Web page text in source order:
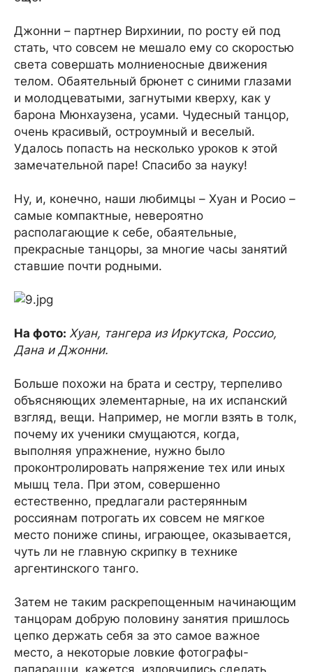
Джонни – партнер Вирхинии, по росту ей под
стать, что совсем не мешало ему со скоростью
света совершать молниеносные движения
телом. Обаятельный брюнет с синими глазами
и молодцеватыми, загнутыми кверху, как у
барона Мюнхаузена, усами. Чудесный танцор,
очень красивый, остроумный и веселый.
Удалось попасть на несколько уроков к этой
замечательной паре! Спасибо за науку!
Ну, и, конечно, наши любимцы – Хуан и Росио –
самые компактные, невероятно
располагающие к себе, обаятельные,
прекрасные танцоры, за многие часы занятий
ставшие почти родными.
На фото: Хуан, тангера из Иркутска, Россио,
Дана и Джонни.
Больше похожи на брата и сестру, терпеливо
объясняющих элементарные, на их испанский
взгляд, вещи. Например, не могли взять в толк,
почему их ученики смущаются, когда,
выполняя упражнение, нужно было
проконтролировать напряжение тех или иных
мышц тела. При этом, совершенно
естественно, предлагали растерянным
россиянам потрогать их совсем не мягкое
место пониже спины, играющее, оказывается,
чуть ли не главную скрипку в технике
аргентинского танго.
Затем не таким раскрепощенным начинающим
танцорам добрую половину занятия пришлось
цепко держать себя за это самое важное
место, а некоторые ловкие фотографы-